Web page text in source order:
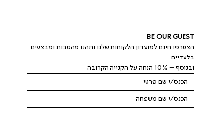
BE OUR GUEST
הצטרפו חינם למועדון הלקוחות שלנו ותהנו מהטבות ומבצעים
בלעדיים
ובנוסף – 10% הנחה על הקנייה הקרובה